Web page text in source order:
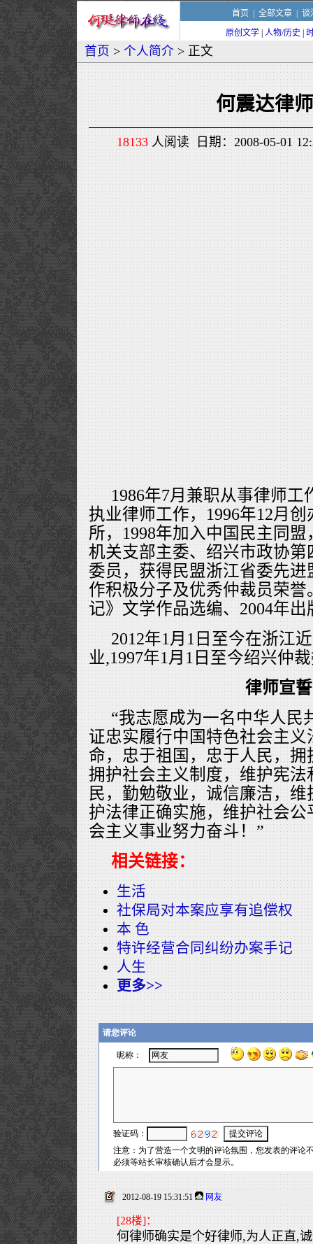
首页 全部文章| 谈
原创文学 人物/历史
首页 > 个人简介 > 正文
何震达律
18133 人阅读 日期：2008-05-01
1986年7月兼职从事律师工
执业律师工作，1996年12月
所，1998年加入中国民主同
机关支部主委、绍兴市政协
委员，获得民盟浙江省委先
作积极分子及优秀仲裁员荣誉
记》文学作品选编、2004年
2012年1月1日至今在浙江
业,1997年1月1日至今绍兴仲
律师宣
“我志愿成为一名中华人民
证忠实履行中国特色社会主
命，忠于祖国，忠于人民，
拥护社会主义制度，维护宪
民，勤勉敬业，诚信廉洁，
护法律正确实施，维护社会
会主义事业努力奋斗！”
相关链接：
生活
社保局对本案应享有追偿权
本 色
特许经营合同纠纷办案手记
人生
更多>>
2012-08-19 15:31:51 网友
[28楼]：
何律师确实是个好律师,为人正直,